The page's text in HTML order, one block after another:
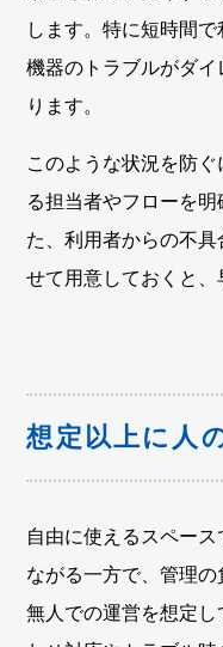
します。特に短時間で
機器のトラブルがダ
ります。
このような状況を防
る担当者やフローを
た、利用者からの不
せて用意しておくと、
想定以上に人
自由に使えるスペー
ながる一方で、管理の
無人での運営を想定